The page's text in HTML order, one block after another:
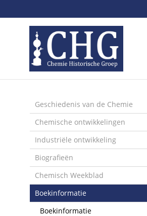
links
Spring
naar
de
inhoud
naar
het
menu
Geschiedenis van de Chemie
Chemische ontwikkelingen
Industriële ontwikkeling
Biografieën
Chemisch Weekblad
Boekinformatie
Boekinformatie